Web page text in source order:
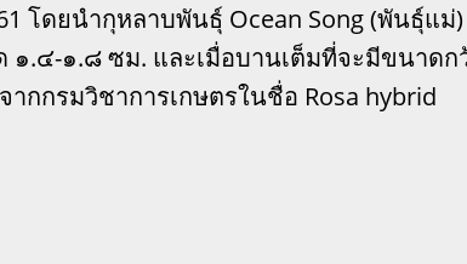
โดยนำกุหลาบพันธุ์ Ocean Song (พันธุ์
.๔-๑.๘ ซม. และเมื่อบานเต็มที่จะมีขนาด
กกรมวิชาการเกษตรในชื่อ Rosa hybrid